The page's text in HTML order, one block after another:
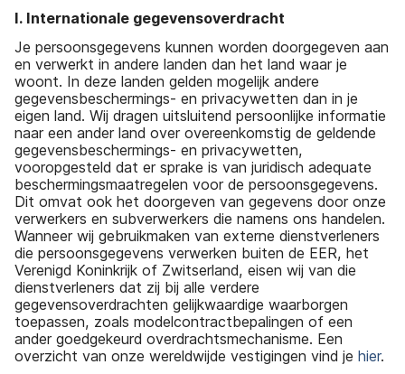
I. Internationale gegevensoverdracht
Je persoonsgegevens kunnen worden doorgegeven aan
en verwerkt in andere landen dan het land waar je
woont. In deze landen gelden mogelijk andere
gegevensbeschermings- en privacywetten dan in je
eigen land. Wij dragen uitsluitend persoonlijke informatie
naar een ander land over overeenkomstig de geldende
gegevensbeschermings- en privacywetten,
vooropgesteld dat er sprake is van juridisch adequate
beschermingsmaatregelen voor de persoonsgegevens.
Dit omvat ook het doorgeven van gegevens door onze
verwerkers en subverwerkers die namens ons handelen.
Wanneer wij gebruikmaken van externe dienstverleners
die persoonsgegevens verwerken buiten de EER, het
Verenigd Koninkrijk of Zwitserland, eisen wij van die
dienstverleners dat zij bij alle verdere
gegevensoverdrachten gelijkwaardige waarborgen
toepassen, zoals modelcontractbepalingen of een
ander goedgekeurd overdrachtsmechanisme. Een
overzicht van onze wereldwijde vestigingen vind je hier.